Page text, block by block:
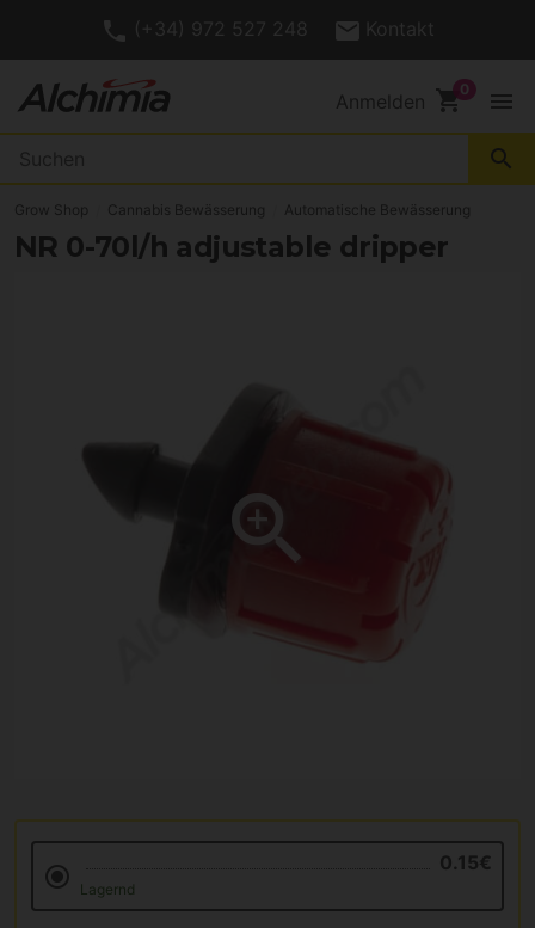
(+34) 972 527 248 Kontakt
Anmelden shopping_cart menu
search
Grow Shop Cannabis Bewässerung Automatische Bewässerung
NR 0-70l/h adjustable dripper
0.15€
Lagernd